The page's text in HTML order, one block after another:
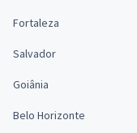
Fortaleza
Salvador
Goiânia
Belo Horizonte